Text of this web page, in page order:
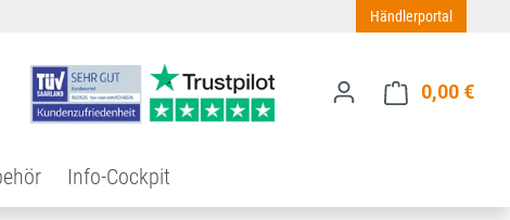
Händlerportal
0,00 €
Info-Cockpit